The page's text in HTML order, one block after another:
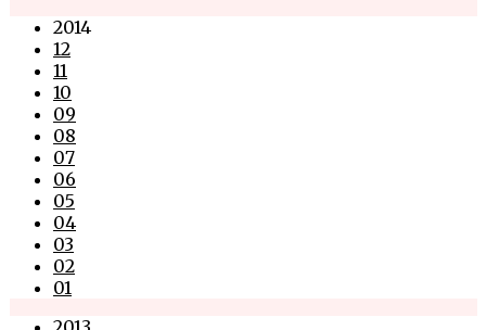
2014
12
11
10
09
08
07
06
05
04
03
02
01